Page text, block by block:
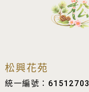
松興花苑
統一編號：61512703